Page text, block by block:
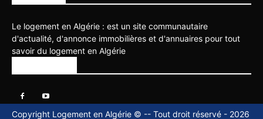
Le logement en Algérie : est un site communautaire
d'actualité, d'annonce immobilières et d'annuaires pour tout
savoir du logement en Algérie
Copyright Logement en Algérie © -- Tout droit réservé - 2026